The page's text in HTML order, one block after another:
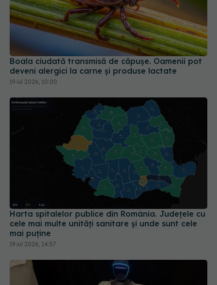
Boala ciudată transmisă de căpușe. Oamenii pot
deveni alergici la carne și produse lactate
19 iul 2026, 10:00
Harta spitalelor publice din România. Județele cu
cele mai multe unități sanitare și unde sunt cele
mai puține
19 iul 2026, 14:57